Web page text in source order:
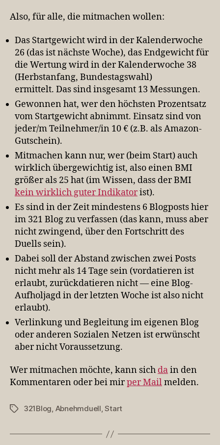
Also, für alle, die mitmachen wollen:
Das Startgewicht wird in der Kalenderwoche
26 (das ist nächste Woche), das Endgewicht für
die Wertung wird in der Kalenderwoche 38
(Herbstanfang, Bundestagswahl)
ermittelt. Das sind insgesamt 13 Messungen.
Gewonnen hat, wer den höchsten Prozentsatz
vom Startgewicht abnimmt. Einsatz sind von
jeder/m Teilnehmer/in 10 € (z.B. als Amazon-
Gutschein).
Mitmachen kann nur, wer (beim Start) auch
wirklich übergewichtig ist, also einen BMI
größer als 25 hat (im Wissen, dass der BMI
kein wirklich guter Indikatorist).
Es sind in der Zeit mindestens 6 Blogposts hier
im 321 Blog zu verfassen (das kann, muss aber
nicht zwingend, über den Fortschritt des
Duells sein).
Dabei soll der Abstand zwischen zwei Posts
nicht mehr als 14 Tage sein (vordatieren ist
erlaubt, zurückdatieren nicht — eine Blog-
Aufholjagd in der letzten Woche ist also nicht
erlaubt).
Verlinkung und Begleitung im eigenen Blog
oder anderen Sozialen Netzen ist erwünscht
aber nicht Voraussetzung.
Wer mitmachen möchte, kann sich dain den
Kommentaren oder bei mirper Mailmelden.
Schlagwörter
321Blog, Abnehmduell,Start